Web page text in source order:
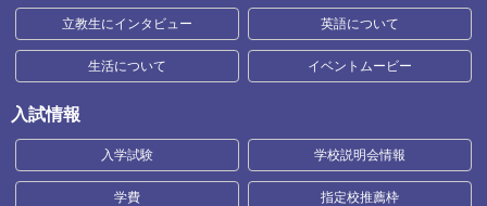
立教生にインタビュー 英語について
生活について イベントムービー
入試情報
入学試験 学校説明会情報
学費 指定校推薦枠